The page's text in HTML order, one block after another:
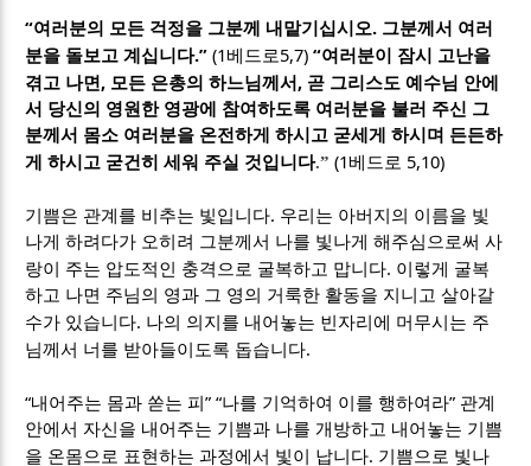
“여러분의 모든 걱정을 그분께 내맡기십시오. 그분께서 여러
분을 돌보고 계십니다.” (1베드로5,7)“여러분이 잠시 고난을
겪고 나면 , 모든 은총의 하느님께서 , 곧 그리스도 예수님 안에
서 당신의 영원한 영광에 참여하도록 여러분을 불러 주신 그
분께서 몸소 여러분을 온전하게 하시고 굳세게 하시며 든든하
게 하시고 굳건히 세워 주실 것입니다.” (1베드로 5,10)
기쁨은 관계를 비추는 빛입니다. 우리는 아버지의 이름을 빛
나게 하려다가 오히려 그분께서 나를 빛나게 해주심으로써 사
랑이 주는 압도적인 충격으로 굴복하고 맙니다. 이렇게 굴복
하고 나면 주님의 영과 그 영의 거룩한 활동을 지니고 살아갈
수가 있습니다. 나의 의지를 내어놓는 빈자리에 머무시는 주
님께서 너를 받아들이도록 돕습니다.
“내어주는 몸과 쏟는 피” “나를 기억하여 이를 행하여라” 관계
안에서 자신을 내어주는 기쁨과 나를 개방하고 내어놓는 기쁨
을 온몸으로 표현하는 과정에서 빛이 납니다. 기쁨으로 빛나